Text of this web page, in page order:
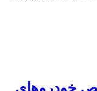
خودرو‌های